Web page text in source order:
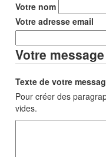
Votre nom
Votre adresse email
Votre message
Texte de votre
Pour créer des
vides.